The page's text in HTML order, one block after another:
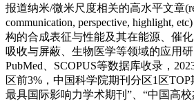
报道纳米/微米尺度相关的高水平文章
communication, perspective, highlight,
构的合成表征与性能及其在能源、催
吸收与屏蔽、生物医学等领域的应用研
PubMed、SCOPUS等数据库收录，
区前3%，中国科学院期刊分区1区
最具国际影响力学术期刊”、“中国高